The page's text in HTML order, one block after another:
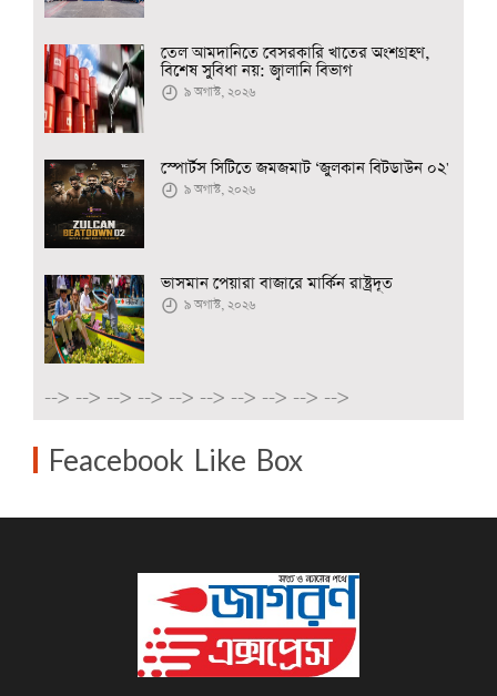
তেল আমদানিতে বেসরকারি খাতের অংশগ্রহণ,
বিশেষ সুবিধা নয়: জ্বালানি বিভাগ
৯ অগাস্ট, ২০২৬
স্পোর্টস সিটিতে জমজমাট ‘জুলকান বিটডাউন ০২'
৯ অগাস্ট, ২০২৬
ভাসমান পেয়ারা বাজারে মার্কিন রাষ্ট্রদূত
৯ অগাস্ট, ২০২৬
--> --> --> --> --> --> --> --> --> -->
Feacebook Like Box